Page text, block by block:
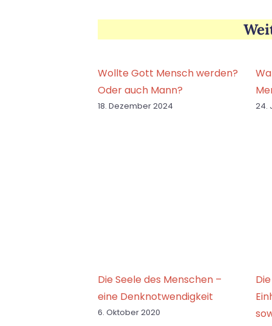
Wollte Gott Mensch werden?
Oder auch Mann?
18. Dezember 2024 24.
Die Seele des Menschen –
eine Denknotwendigkeit
6. Oktober 2020